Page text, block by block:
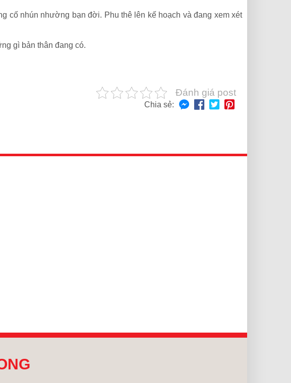
cố nhún nhường bạn đời. Phu thê lên kế hoạch và đang xem xét
gì bản thân đang có.
Đánh giá post
Chia sẻ: